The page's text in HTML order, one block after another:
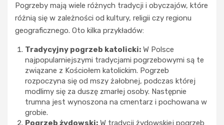
Pogrzeby mają wiele różnych tradycji i obyczajów, które
różnią się w zależności od kultury, religii czy regionu
geograficznego. Oto kilka przykładów:
Tradycyjny pogrzeb katolicki: W Polsce
najpopularniejszymi tradycjami pogrzebowymi są te
związane z Kościołem katolickim. Pogrzeb
rozpoczyna się od mszy żałobnej, podczas której
modlimy się za duszę zmarłej osoby. Następnie
trumna jest wynoszona na cmentarz i pochowana w
grobie.
Pogrzeb żydowski: W tradycji żydowskiej pogrzeb